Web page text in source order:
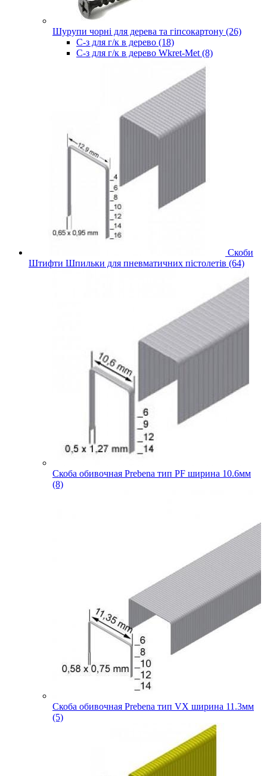
Шурупи чорні для дерева та гіпсокартону (26)
С-з для г/к в дерево (18)
С-з для г/к в дерево Wkret-Met (8)
Скоби
Штифти Шпильки для пневматичних пістолетів (64)
Скоба обивочная Prebena тип PF ширина 10.6мм
(8)
Скоба обивочная Prebena тип VX ширина 11.3мм
(5)